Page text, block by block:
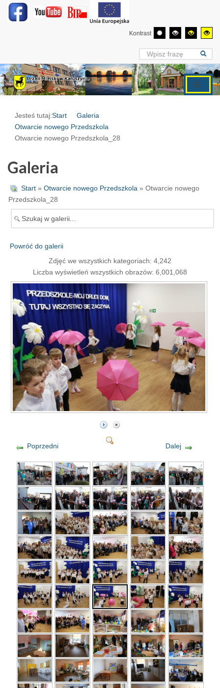
Kontrast
Jesteś tutaj:Start
Galeria
Otwarcie nowego Przedszkola
Otwarcie nowego Przedszkola_28
Galeria
Start » Otwarcie nowego Przedszkola » Otwarcie nowego
Przedszkola_28
Powróć do galerii
Zdjęć we wszystkich kategoriach: 4,242
Liczba wyświetleń wszystkich obrazów: 6,001,068
Poprzedni Dalej